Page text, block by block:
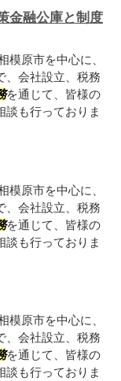
金融公庫と制度
模原市を中心に、
、会社設立、税務
を通じて、皆様の
談も行っておりま
模原市を中心に、
、会社設立、税務
を通じて、皆様の
談も行っておりま
模原市を中心に、
、会社設立、税務
を通じて、皆様の
談も行っておりま